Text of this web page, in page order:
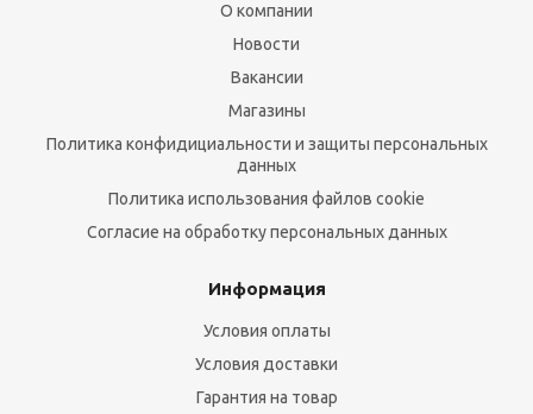
О компании
Новости
Вакансии
Магазины
Политика конфидициальности и защиты персональных
данных
Политика использования файлов cookie
Согласие на обработку персональных данных
Информация
Условия оплаты
Условия доставки
Гарантия на товар